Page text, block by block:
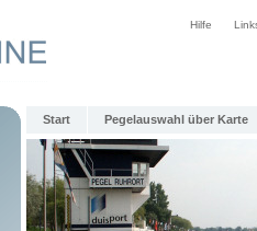
Hilfe
Start Pegelauswahl über Karte